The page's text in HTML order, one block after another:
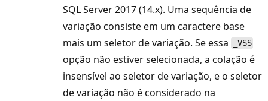
SQL Server 2017 (14.x). Uma sequência de
variação consiste em um caractere base
mais um seletor de variação. Se essa
_VSS
opção não estiver selecionada, a colação é
insensível ao seletor de variação, e o seletor
de variação não é considerado na